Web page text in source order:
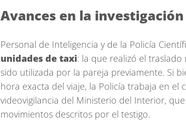
Avances en la investigación
Personal de Inteligencia y de la Policía
unidades de taxi: la que realizó el
sido utilizada por la pareja previamente. Si
hora exacta del viaje, la Policía trabaja en el
videovigilancia del Ministerio del Interior,
movimientos descritos por el testigo.